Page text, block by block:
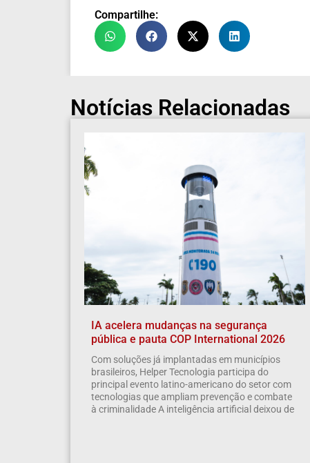
Compartilhe:
Notícias Relacionadas
IA acelera mudanças na segurança
pública e pauta COP International 2026
Com soluções já implantadas em municípios
brasileiros, Helper Tecnologia participa do
principal evento latino-americano do setor com
tecnologias que ampliam prevenção e combate
à criminalidade A inteligência artificial deixou de